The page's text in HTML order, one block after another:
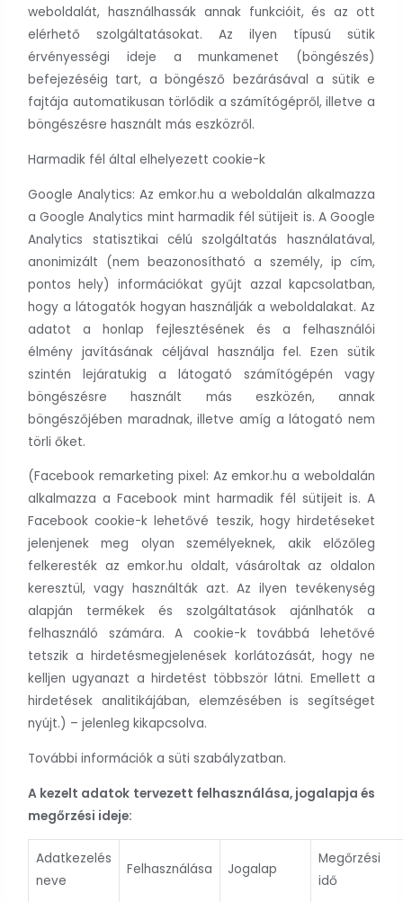
weboldalát, használhassák annak funkcióit, és az ott
elérhető szolgáltatásokat. Az ilyen típusú sütik
érvényességi ideje a munkamenet (böngészés)
befejezéséig tart, a böngésző bezárásával a sütik e
fajtája automatikusan törlődik a számítógépről, illetve a
böngészésre használt más eszközről.
Harmadik fél által elhelyezett cookie-k
Google Analytics: Az emkor.hu a weboldalán alkalmazza
a Google Analytics mint harmadik fél sütijeit is. A Google
Analytics statisztikai célú szolgáltatás használatával,
anonimizált (nem beazonosítható a személy, ip cím,
pontos hely) információkat gyűjt azzal kapcsolatban,
hogy a látogatók hogyan használják a weboldalakat. Az
adatot a honlap fejlesztésének és a felhasználói
élmény javításának céljával használja fel. Ezen sütik
szintén lejáratukig a látogató számítógépén vagy
böngészésre használt más eszközén, annak
böngészőjében maradnak, illetve amíg a látogató nem
törli őket.
(Facebook remarketing pixel: Az emkor.hu a weboldalán
alkalmazza a Facebook mint harmadik fél sütijeit is. A
Facebook cookie-k lehetővé teszik, hogy hirdetéseket
jelenjenek meg olyan személyeknek, akik előzőleg
felkeresték az emkor.hu oldalt, vásároltak az oldalon
keresztül, vagy használták azt. Az ilyen tevékenység
alapján termékek és szolgáltatások ajánlhatók a
felhasználó számára. A cookie-k továbbá lehetővé
tetszik a hirdetésmegjelenések korlátozását, hogy ne
kelljen ugyanazt a hirdetést többször látni. Emellett a
hirdetések analitikájában, elemzésében is segítséget
nyújt.) – jelenleg kikapcsolva.
További információk a süti szabályzatban.
A kezelt adatok tervezett felhasználása, jogalapja és
megőrzési ideje:
Adatkezelés
neve
Felhasználása Jogalap
Megőrzési
idő